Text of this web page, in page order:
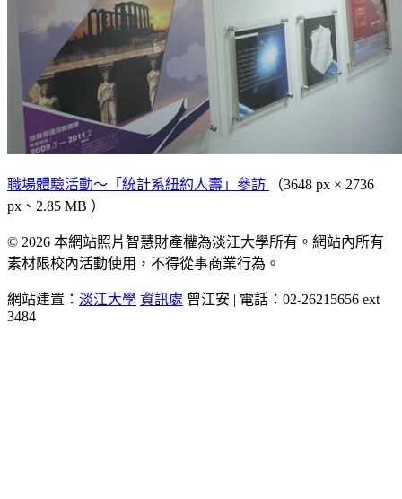
職場體驗活動～「統計系紐約人壽」參訪
（3648 px × 2736
px、2.85 MB ）
© 2026 本網站照片智慧財產權為淡江大學所有。網站內所有
素材限校內活動使用，不得從事商業行為。
網站建置： 淡江大學 資訊處 曾江安 | 電話：02-26215656 ext
3484